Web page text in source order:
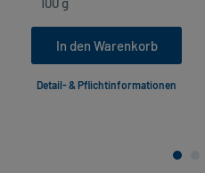
In den Warenkorb
Detail- & Pflichtinformationen